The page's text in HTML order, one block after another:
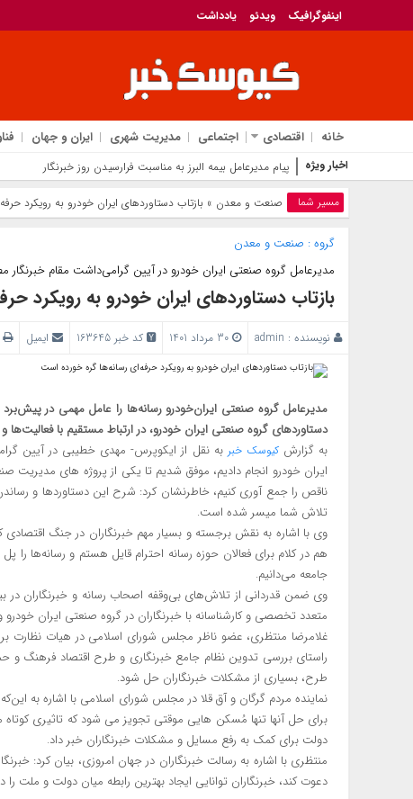
اینفوگرافیک ویدئو یادداشت
خانه اقتصادی اجتماعی مدیریت شهری ایران و جهان
اخبار ویژه پیام مدیرعامل بیمه البرز به مناسبت فرارسیدن روز خبرنگار
مسیر شما صنعت و معدن » بازتاب دستاوردهای ایران خودرو به رویکرد
گروه : صنعت و معدن
مدیرعامل گروه صنعتی ایران خودرو در آیین گرامی‌داشت مقام خبرنگار
بازتاب دستاوردهای ایران خودرو به رویکرد
نویسنده : admin کد خبر 163645 ایمیل
مدیرعامل گروه صنعتی ایران‌خودرو رسانه‌ها را عامل مهمی در
دستاوردهای گروه صنعتی ایران خودرو، در ارتباط مستقیم با
به گزارشکیوسک خبر به نقل از ایکوپرس- مهدی خطیبی در آیین
ایران خودرو انجام دادیم، موفق شدیم تا یکی از پروژه های
ناقص را جمع آوری کنیم، خاطرنشان کرد: شرح این دستاوردها و
تلاش شما میسر شده است.
وی با اشاره به نقش برجسته و بسیار مهم خبرنگاران در جنگ
هم در کلام برای فعالان حوزه رسانه احترام قایل هستم و رسانه‌ها را
جامعه می‌دانیم.
وی ضمن قدردانی از تلاش‌های بی‌وقفه اصحاب رسانه و خبرنگاران در
متعدد تخصصی و کارشناسانه با خبرنگاران در گروه صنعتی ایران
غلامرضا منتظری، عضو ناظر مجلس شورای اسلامی در هیات نظارت
راستای بررسی تدوین نظام جامع خبرنگاری و طرح اقتصاد فرهنگ و
طرح، بسیاری از مشکلات خبرنگاران حل شود.
نماینده مردم گرگان و آق قلا در مجلس شورای اسلامی با اشاره به
برای حل آنها تنها مُسکن هایی موقتی تجویز می شود که تاثیری
دولت برای کمک به رفع مسایل و مشکلات خبرنگاران خبر داد.
منتظری با اشاره به رسالت خبرنگاران در جهان امروزی، بیان کرد:
دعوت کند، خبرنگاران توانایی ایجاد بهترین رابطه میان دولت و ملت را